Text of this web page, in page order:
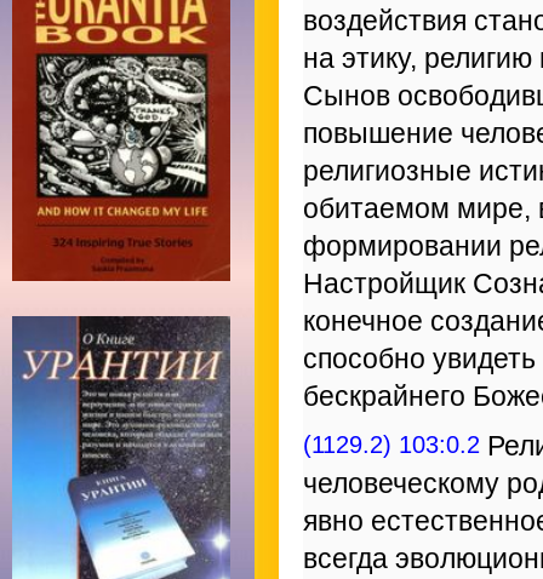
воздействия
на этику,
Сынов
повышение
религиозные
обитаемом мире,
формировании
Настройщик
конечное
способно
бескрайнего
(1129.2) 103:0.2
человеческому
явно
всегда